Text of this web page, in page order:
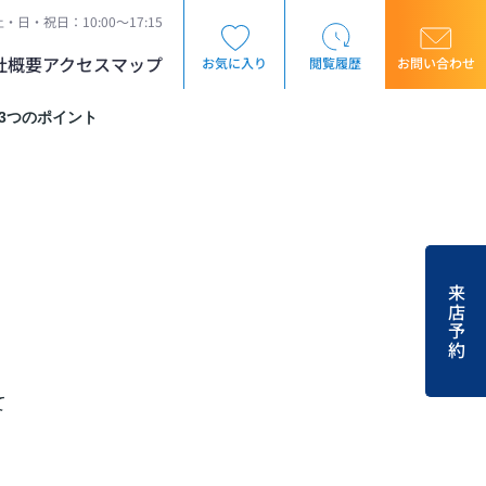
日・祝日：10:00～17:15
概要アクセスマップ お気に入り 閲覧履歴 お問い合わせ
来店予約
つのポイント